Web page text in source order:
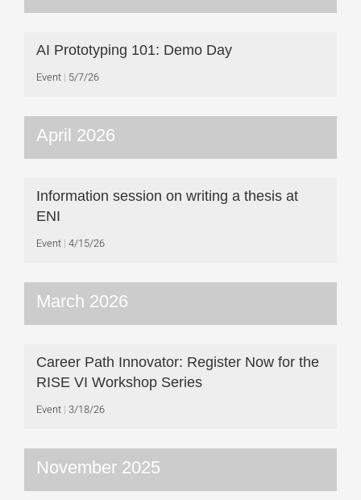
AI Prototyping 101: Demo Day
Event 5/7/26
April 2026
Information session on writing a thesis at
ENI
Event 4/15/26
March 2026
Career Path Innovator: Register Now for the
RISE VI Workshop Series
Event 3/18/26
November 2025